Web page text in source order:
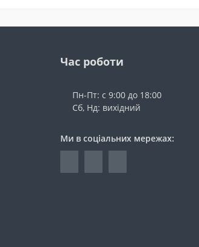
Час роботи
Пн-Пт: с 9:00 до 18:00
Сб, Нд: вихідний
Ми в соціальних мережах: